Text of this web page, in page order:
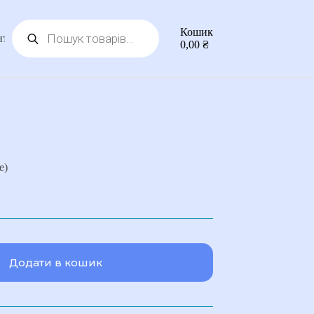
Пошук
товарів
Кошик
0,00 ₴
Додати в кошик